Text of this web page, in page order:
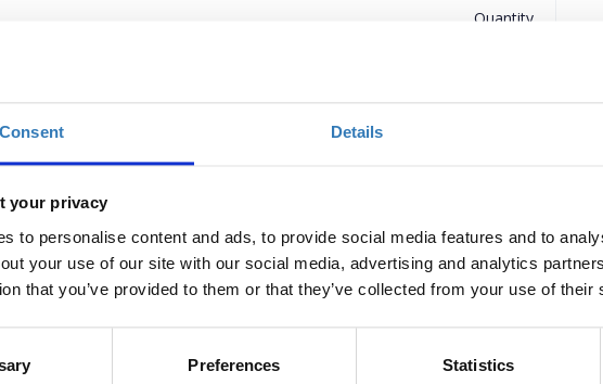
Consent Details
your privacy
to personalise content and ads, to provide social media features and to
your use of our site with our social media, advertising and analytics
that you’ve provided to them or that they’ve collected from your use of their
Preferences Statistics
Quantity
Ticket (Free) - Smart Cities
τα Στελέχη των Δήμων, Περιφερειών
ended.
Ticket - Smart Cities Conference
€300 + 24% Φ.Π.Α.
€450 + 24% Φ.Π.Α.
€900 + 24% Φ.Π.Α.
+ 24% Φ.Π.Α.